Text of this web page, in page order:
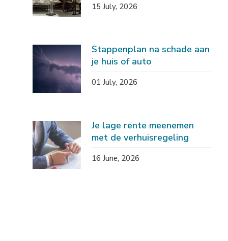
15 July, 2026
Stappenplan na schade aan
je huis of auto
01 July, 2026
Je lage rente meenemen
met de verhuisregeling
16 June, 2026